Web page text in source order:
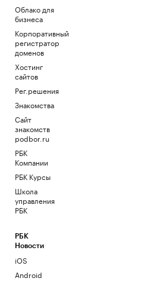
Облако для
бизнеса
Корпоративный
регистратор
доменов
Хостинг
сайтов
Рег.решения
Знакомства
Сайт
знакомств
podbor.ru
РБК
Компании
РБК Курсы
Школа
управления
РБК
РБК
Новости
iOS
Android